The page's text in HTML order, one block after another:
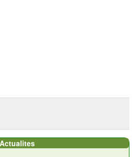
Actualites